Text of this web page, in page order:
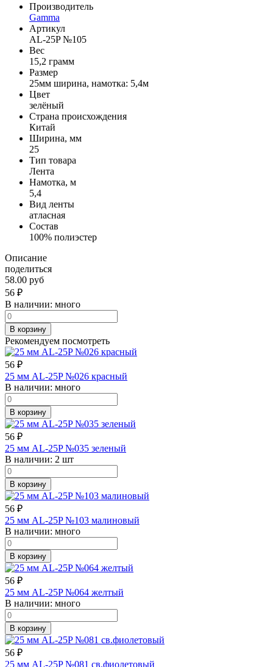
Производитель
Gamma
Артикул
AL-25P №105
Вес
15,2 грамм
Размер
25мм ширина, намотка: 5,4м
Цвет
зелёный
Страна происхождения
Китай
Ширина, мм
25
Тип товара
Лента
Намотка, м
5,4
Вид ленты
атласная
Состав
100% полиэстер
Описание
поделиться
58.00 руб
56 ₽
В наличии: много
В корзину
Рекомендуем посмотреть
56 ₽
25 мм AL-25P №026 красный
В наличии: много
В корзину
56 ₽
25 мм AL-25P №035 зеленый
В наличии: 2 шт
В корзину
56 ₽
25 мм AL-25P №103 малиновый
В наличии: много
В корзину
56 ₽
25 мм AL-25P №064 желтый
В наличии: много
В корзину
56 ₽
25 мм AL-25P №081 св.фиолетовый